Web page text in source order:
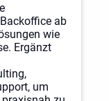
ab
wie
Ergänzt
um